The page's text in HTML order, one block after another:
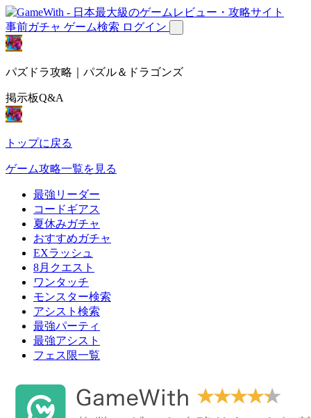
事前ガチャ ゲーム検索 ログイン
パズドラ攻略｜パズル＆ドラゴンズ
掲示板Q&A
トップに戻る
ゲーム攻略一覧を見る
最強リーダー
コードギアス
夏休みガチャ
おすすめガチャ
EXラッシュ
8月クエスト
ワンタッチ
モンスター検索
アシスト検索
最強パーティ
最強アシスト
フェス限一覧